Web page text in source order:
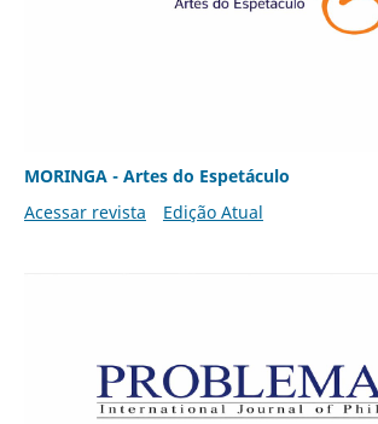
MORINGA - Artes do Espetáculo
Acessar revista
Edição Atual